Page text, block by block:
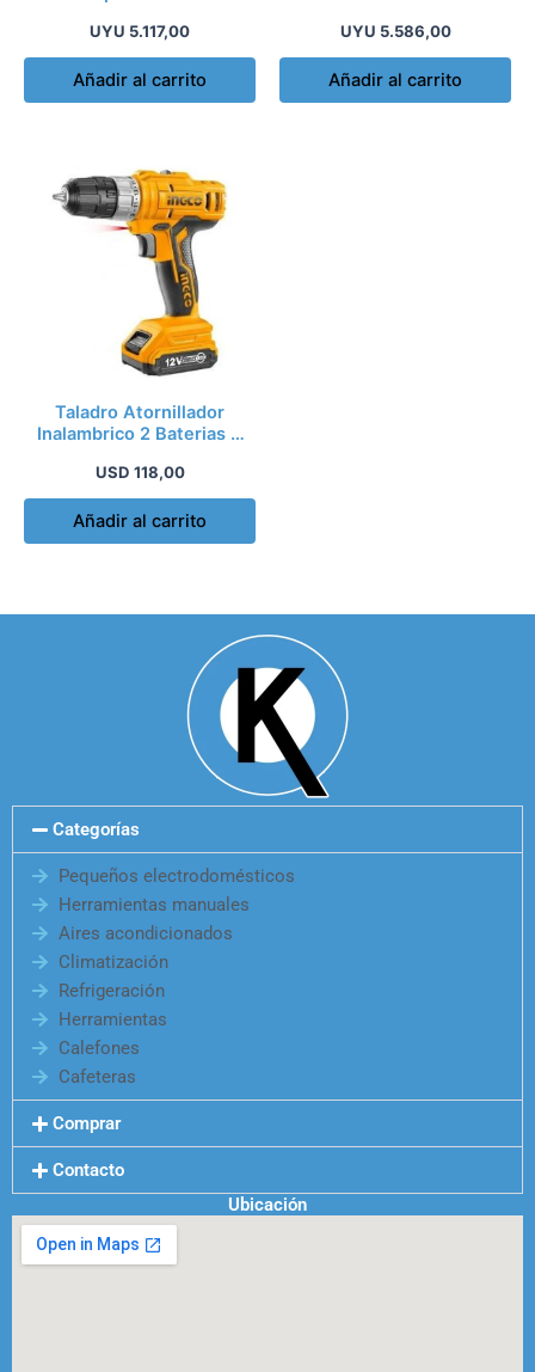
UYU 5.117,00
Añadir al carrito
UYU 5.586,00
Añadir al carrito
Taladro Atornillador
Inalambrico 2 Baterias +
USD 118,00
Añadir al carrito
Categorías
Pequeños electrodomésticos
Herramientas manuales
Aires acondicionados
Climatización
Refrigeración
Herramientas
Calefones
Cafeteras
Comprar
Contacto
Ubicación